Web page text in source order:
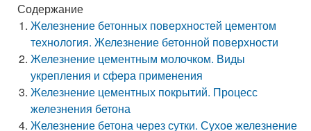
Содержание
Железнение бетонных поверхностей цементом
технология. Железнение бетонной поверхности
Железнение цементным молочком. Виды
укрепления и сфера применения
Железнение цементных покрытий. Процесс
железнения бетона
Железнение бетона через сутки. Сухое железнение